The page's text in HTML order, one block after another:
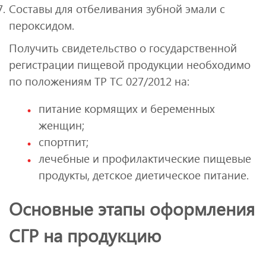
Составы для отбеливания зубной эмали с
пероксидом.
Получить свидетельство о государственной
регистрации пищевой продукции необходимо
по положениям ТР ТС 027/2012 на:
питание кормящих и беременных
женщин;
спортпит;
лечебные и профилактические пищевые
продукты, детское диетическое питание.
Основные этапы оформления
СГР на продукцию